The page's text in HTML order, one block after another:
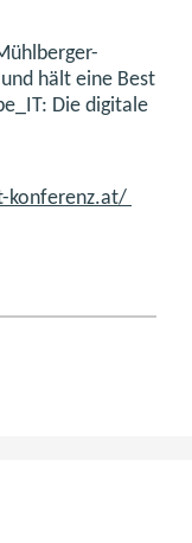
hält eine Best
Die digitale
konferenz.at/